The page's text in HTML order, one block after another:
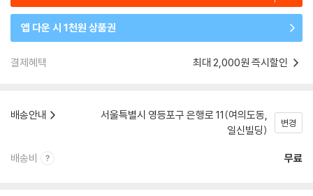
앱 다운 시 1천원 상품권
결제혜택 최대 2,000원 즉시할인
배송안내
서울특별시 영등포구 은행로 11(여의도동,
일신빌딩)
변경
배송비 무료